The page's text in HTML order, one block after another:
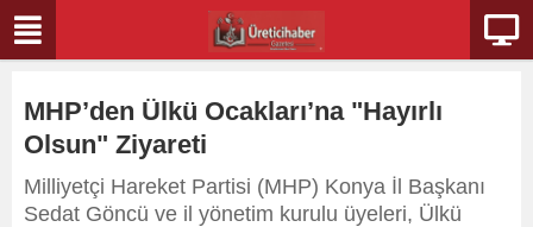
MHP’den Ülkü Ocakları’na "Hayırlı
Olsun" Ziyareti
Milliyetçi Hareket Partisi (MHP) Konya İl Başkanı
Sedat Göncü ve il yönetim kurulu üyeleri, Ülkü